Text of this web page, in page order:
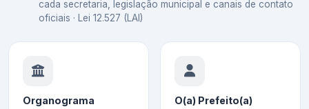
cada secretaria, legislação municipal e canais de contato
oficiais · Lei 12.527 (LAI)
Organograma O(a) Prefeito(a)